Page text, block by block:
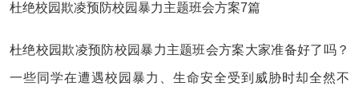
杜绝校园欺凌预防校园暴力主题班会方案7篇
杜绝校园欺凌预防校园暴力主题班会方案大家准备好了吗？
一些同学在遭遇校园暴力、生命安全受到威胁时却全然不